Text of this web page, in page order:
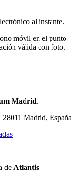
al instante.
móvil en el punto
válida con foto.
Madrid.
Madrid, España
de Atlantis